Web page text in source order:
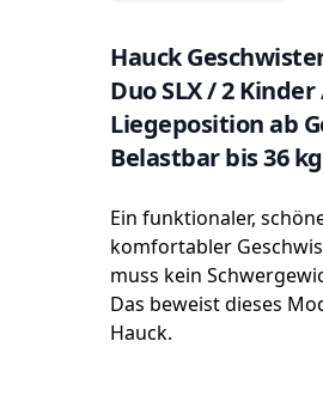
Hauck
Duo SLX / 2
Liegeposition ab
Belastbar bis 36
Ein funktionaler,
komfortabler
muss kein
Das beweist dieses
Hauck.